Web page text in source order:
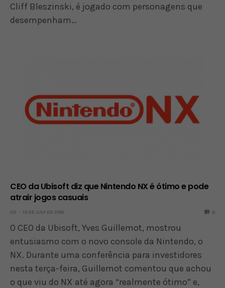
Cliff Bleszinski, é jogado com personagens que
desempenham…
CEO da Ubisoft diz que Nintendo NX é ótimo e pode
atrair jogos casuais
OS 19 DE JULY DE 2016 0
O CEO da Ubisoft, Yves Guillemot, mostrou
entusiasmo com o novo console da Nintendo, o
NX. Durante uma conferência para investidores
nesta terça-feira, Guillemot comentou que achou
o que viu do NX até agora “realmente ótimo” e,